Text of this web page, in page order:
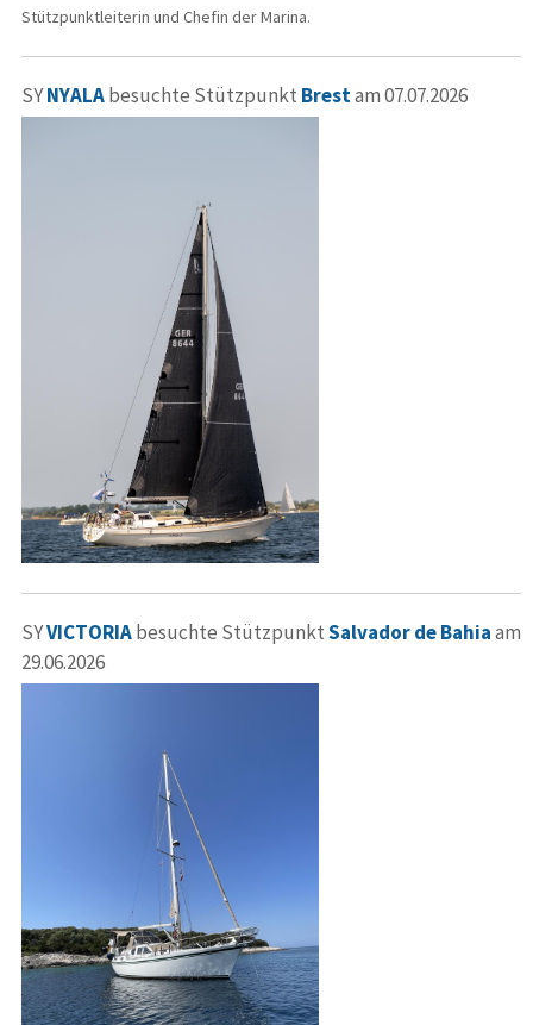
Stützpunktleiterin und Chefin der Marina.
SYNYALAbesuchte Stützpunkt Brestam 07.07.2026
SYVICTORIAbesuchte StützpunktSalvador de Bahiaam
29.06.2026